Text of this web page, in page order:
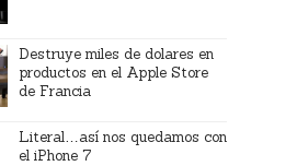
Destruye miles de dolares en
productos en el Apple Store
de Francia
Literal…así nos quedamos con
el iPhone 7